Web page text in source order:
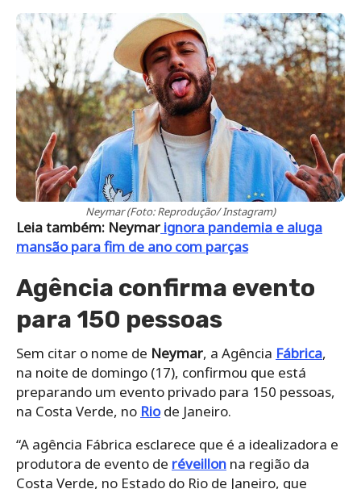
Neymar (Foto: Reprodução/ Instagram)
Leia também: Neymar ignora pandemia e aluga
mansão para fim de ano com parças
Agência confirma evento
para 150 pessoas
Sem citar o nome de Neymar, a Agência Fábrica,
na noite de domingo (17), confirmou que está
preparando um evento privado para 150 pessoas,
na Costa Verde, no Riode Janeiro.
“A agência Fábrica esclarece que é a idealizadora e
produtora de evento de réveillon na região da
Costa Verde, no Estado do Rio de Janeiro, que